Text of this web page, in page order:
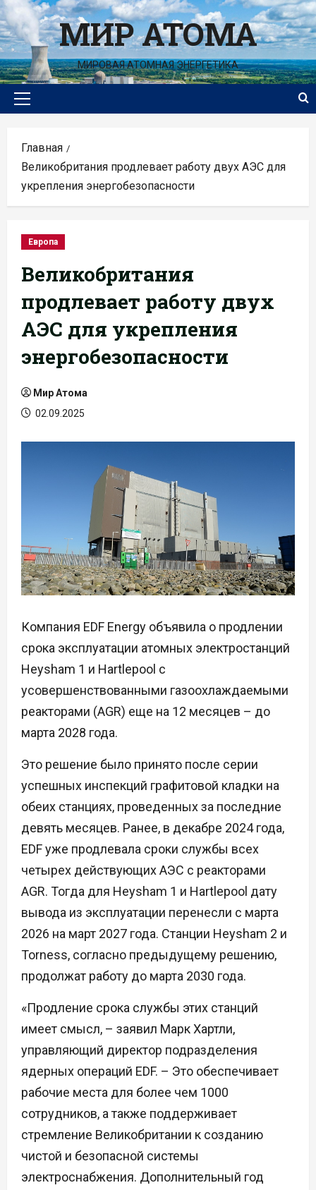
Перейти
к
содержимомуМИР АТОМА
МИРОВАЯ АТОМНАЯ ЭНЕРГЕТИКА
Основное
Главная
Великобритания продлевает работу двух АЭС для
укрепления энергобезопасности
Европа
Великобритания
продлевает работу двух
АЭС для укрепления
энергобезопасности
Мир Атома
02.09.2025
Компания EDF Energy объявила о продлении
срока эксплуатации атомных электростанций
Heysham 1 и Hartlepool с
усовершенствованными газоохлаждаемыми
реакторами (AGR) еще на 12 месяцев – до
марта 2028 года.
Это решение было принято после серии
успешных инспекций графитовой кладки на
обеих станциях, проведенных за последние
девять месяцев. Ранее, в декабре 2024 года,
EDF уже продлевала сроки службы всех
четырех действующих АЭС с реакторами
AGR. Тогда для Heysham 1 и Hartlepool дату
вывода из эксплуатации перенесли с марта
2026 на март 2027 года. Станции Heysham 2 и
Torness, согласно предыдущему решению,
продолжат работу до марта 2030 года.
«Продление срока службы этих станций
имеет смысл, – заявил Марк Хартли,
управляющий директор подразделения
ядерных операций EDF. – Это обеспечивает
рабочие места для более чем 1000
сотрудников, а также поддерживает
стремление Великобритании к созданию
чистой и безопасной системы
электроснабжения. Дополнительный год